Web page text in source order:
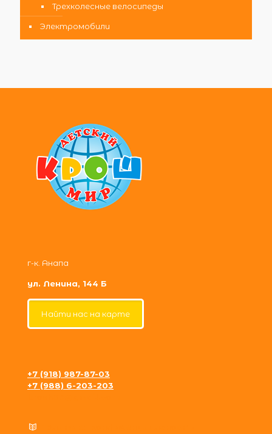
Трехколесные велосипеды
Электромобили
г-к. Анапа
ул. Ленина, 144 Б
Найти нас на карте
+7 (918) 987-87-03
+7 (988) 6-203-203